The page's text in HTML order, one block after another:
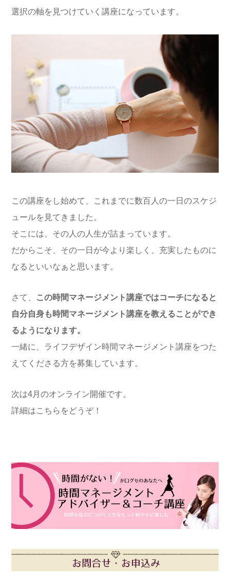
選択の軸を見つけていく講座になっています。
この講座をし始めて、これまでに数百人の一日のスケジ
ュールを見てきました。
そこには、その人の人生が詰まっています。
だからこそ、その一日が今より楽しく、充実したものに
なるといいなぁと思います。
さて、
この時間マネージメント講座ではコーチになると
自分自身も時間マネージメント講座を教えることができ
るようになります。
一緒に、ライフデザイン時間マネージメント講座をつた
えてくださる方を募集しています。
次は4月のオンライン開催です。
詳細はこちらをどうぞ！